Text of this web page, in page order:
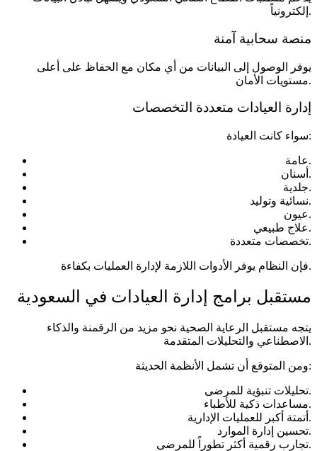
إلكترونياً.
منصة سحابية آمنة
يوفر الوصول إلى البيانات من أي مكان مع الحفاظ على أعلى
مستويات الأمان.
إدارة العيادات متعددة التخصصات
سواء كانت العيادة:
عامة.
أسنان.
جلدية.
نسائية وتوليد.
عيون.
علاج طبيعي.
تخصصات متعددة.
فإن النظام يوفر الأدوات اللازمة لإدارة العمليات بكفاءة.
مستقبل برامج إدارة العيادات في السعودية
يتجه مستقبل الرعاية الصحية نحو مزيد من الرقمنة والذكاء
الاصطناعي والتحليلات المتقدمة.
ومن المتوقع أن تشمل الأنظمة الحديثة:
تحليلات تنبؤية للمرضى.
مساعدات ذكية للأطباء.
أتمتة أكبر للعمليات الإدارية.
تحسين إدارة الموارد.
تجارب رقمية أكثر تطوراً للمرضى.